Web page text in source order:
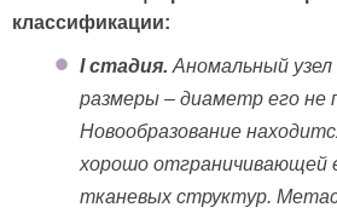
классификации:
I стадия. Аномальный
размеры – диаметр его не
Новообразование
хорошо отграничивающей
тканевых структур.